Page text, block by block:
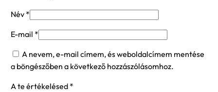
Név *
E-mail *
A nevem, e-mail címem, és weboldalcímem mentése
a böngészőben a következő hozzászólásomhoz.
A te értékelésed *